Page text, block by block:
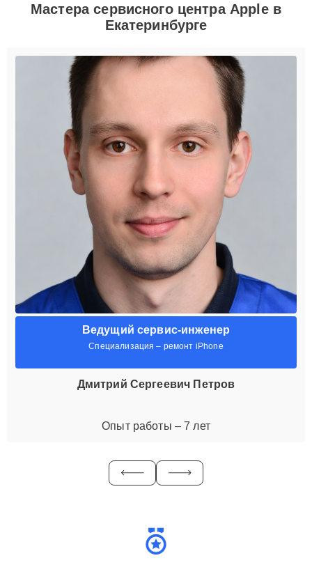
Мастера сервисного центра Apple в
Екатеринбурге
Ведущий сервис-инженер
Специализация – ремонт iPhone
Дмитрий Сергеевич Петров
Опыт работы – 7 лет